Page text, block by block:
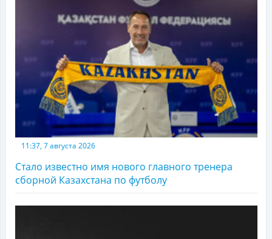
11:37, 7 августа 2026
Стало известно имя нового главного тренера
сборной Казахстана по футболу